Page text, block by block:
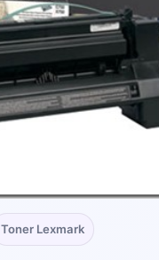
Toner Lexmark